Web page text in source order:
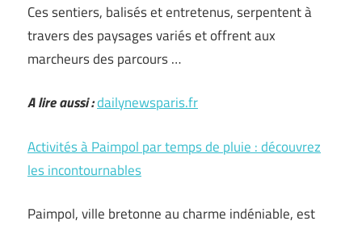
Ces sentiers, balisés et entretenus, serpentent à
travers des paysages variés et offrent aux
marcheurs des parcours …
A lire aussi :dailynewsparis.fr
Activités à Paimpol par temps de pluie : découvrez
les incontournables
Paimpol, ville bretonne au charme indéniable, est